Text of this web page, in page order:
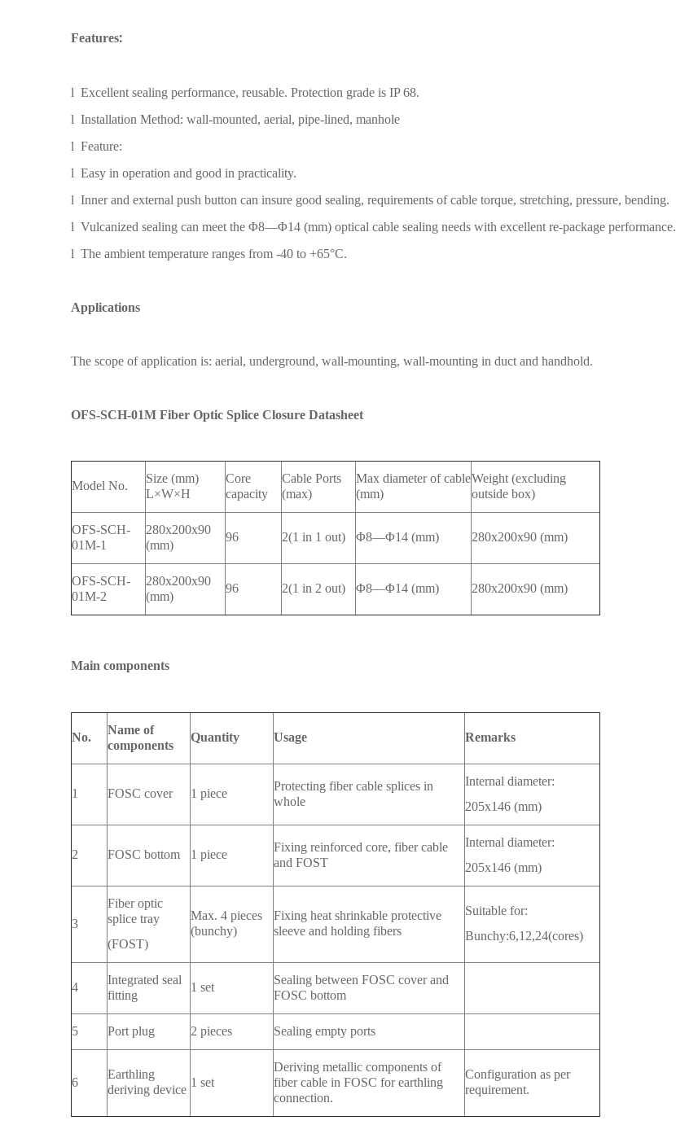
Features:
l Excellent sealing performance, reusable. Protection grade is IP 68.
l Installation Method: wall-mounted, aerial, pipe-lined, manhole
l Feature:
l Easy in operation and good in practicality.
l Inner and external push button can insure good sealing, requirements of cable torque, stretching, pressure, bending.
l Vulcanized sealing can meet the Φ8—Φ14 (mm) optical cable sealing needs with excellent re-package performance.
l The ambient temperature ranges from -40 to +65°C.
Applications
The scope of application is: aerial, underground, wall-mounting, wall-mounting in duct and handhold.
OFS-SCH-01M Fiber Optic Splice Closure Datasheet
Model No.
Size (mm)
L×W×H
Core
capacity
Cable Ports
(max)
Max diameter of cable
(mm)
Weight (excluding
outside box)
OFS-SCH-
01M-1
280x200x90
(mm)
96 2(1 in 1 out) Φ8—Φ14 (mm) 280x200x90 (mm)
OFS-SCH-
01M-2
280x200x90
(mm)
96 2(1 in 2 out) Φ8—Φ14 (mm) 280x200x90 (mm)
Main components
No.
Name of
components
Quantity Usage Remarks
1 FOSC cover 1 piece
Protecting fiber cable splices in
whole
Internal diameter:
205x146 (mm)
2 FOSC bottom 1 piece
Fixing reinforced core, fiber cable
and FOST
Internal diameter:
205x146 (mm)
3
Fiber optic
splice tray
(FOST)
Max. 4 pieces
(bunchy)
Fixing heat shrinkable protective
sleeve and holding fibers
Suitable for:
Bunchy:6,12,24(cores)
4
Integrated seal
fitting
1 set
Sealing between FOSC cover and
FOSC bottom
5 Port plug 2 pieces Sealing empty ports
6
Earthling
deriving device
1 set
Deriving metallic components of
fiber cable in FOSC for earthling
connection.
Configuration as per
requirement.